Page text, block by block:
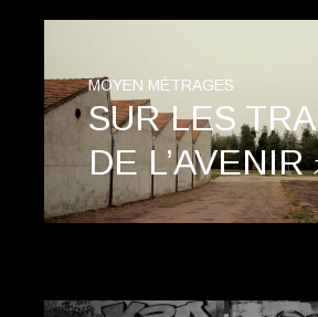
MOYEN MÉTRAGES
SUR LES
DE L’AVENIR